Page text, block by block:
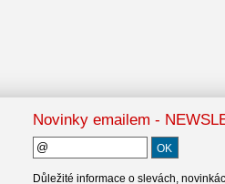
Novinky emailem -
Důležité informace o slevách,